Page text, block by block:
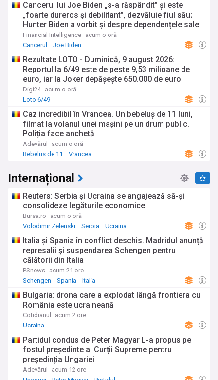
Cancerul lui Joe Biden „s-a răspândit” şi este
„foarte dureros și debilitant”, dezvăluie fiul său;
Hunter Biden a vorbit și despre dependențele sale
și despre grațierea acordată de tatăl său
Financial Intelligence acum o oră
Cancerul
Joe Biden
Rezultate LOTO - Duminică, 9 august 2026:
Reportul la 6/49 este de peste 9,53 milioane de
euro, iar la Joker depășește 650.000 de euro
Digi24 acum o oră
Loto 6/49
Caz incredibil în Vrancea. Un bebeluș de 11 luni,
filmat la volanul unei mașini pe un drum public.
Poliția face anchetă
Adevărul
acum o oră
Bebelus de 11
Vrancea
Internațional
Reuters: Serbia şi Ucraina se angajează să-şi
consolideze legăturile economice
Bursa.ro
acum o oră
Volodimir Zelenski
Serbia Ucraina
Italia și Spania în conflict deschis. Madridul anunță
represalii și suspendarea Schengen pentru
călătorii din Italia
PSnews acum 21 ore
Schengen
Spania Italia
Bulgaria: drona care a explodat lângă frontiera cu
România este ucraineană
Cotidianul
acum 2 ore
Ucraina
Partidul condus de Peter Magyar L-a propus pe
fostul președinte al Curții Supreme pentru
președinția Ungariei
Adevărul
acum 12 ore